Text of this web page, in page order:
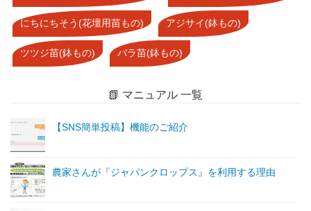
にちにちそう(花壇用苗もの) アジサイ(鉢もの)
ツツジ苗(鉢もの) バラ苗(鉢もの)
📗 マニュアル 一覧
【SNS簡単投稿】機能のご紹介
農家さんが『ジャパンクロップス』を利用する理由